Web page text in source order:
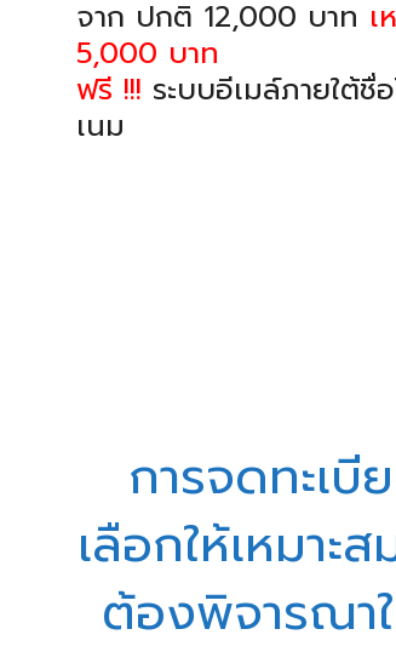
จาก ปกติ 12,000 บาท เ
5,000 บาท
ฟรี !!! ระบบอีเมล์ภายใต้ชื่
เนม
การจดทะเ
เลือกให้เหมาะ
ต้องพิจารณา